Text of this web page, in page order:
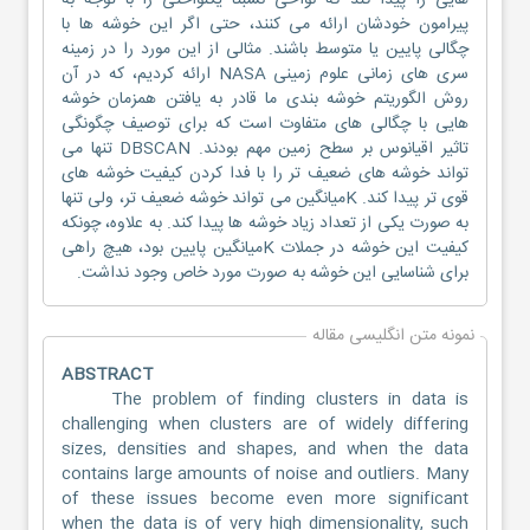
پیرامون خودشان ارائه می کنند، حتی اگر این خوشه ها با
چگالی پایین یا متوسط باشند. مثالی از این مورد را در زمینه
سری های زمانی علوم زمینی NASA ارائه کردیم، که در آن
روش الگوریتم خوشه بندی ما قادر به یافتن همزمان خوشه
هایی با چگالی های متفاوت است که برای توصیف چگونگی
تاثیر اقیانوس بر سطح زمین مهم بودند. DBSCAN تنها می
تواند خوشه های ضعیف تر را با فدا کردن کیفیت خوشه های
قوی تر پیدا کند. Kمیانگین می تواند خوشه ضعیف تر، ولی تنها
به صورت یکی از تعداد زیاد خوشه ها پیدا کند. به علاوه، چونکه
کیفیت این خوشه در جملات Kمیانگین پایین بود، هیچ راهی
برای شناسایی این خوشه به صورت مورد خاص وجود نداشت.
نمونه متن انگلیسی مقاله
ABSTRACT
The problem of finding clusters in data is
challenging when clusters are of widely differing
sizes, densities and shapes, and when the data
contains large amounts of noise and outliers. Many
of these issues become even more significant
when the data is of very high dimensionality, such